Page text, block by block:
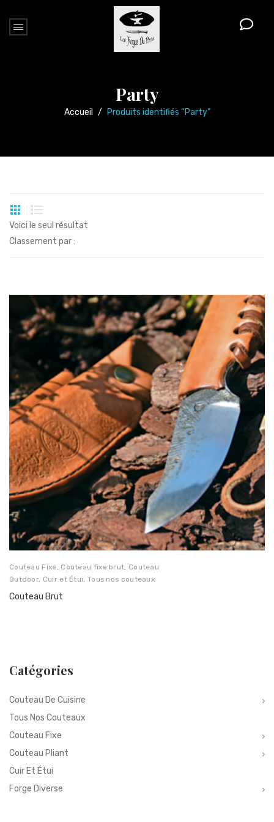
Party
Accueil / Produits identifiés “Party”
Voici le seul résultat
Classement par :
Couteau Fixe, Couteau fixe brut, Couteau
Outdoor, Cuir et Étui, Tous nos couteaux
Couteau Brut
Catégories
Couteau De Cuisine
Tous Nos Couteaux
Couteau Fixe
Couteau Pliant
Cuir Et Étui
Forge Diverse